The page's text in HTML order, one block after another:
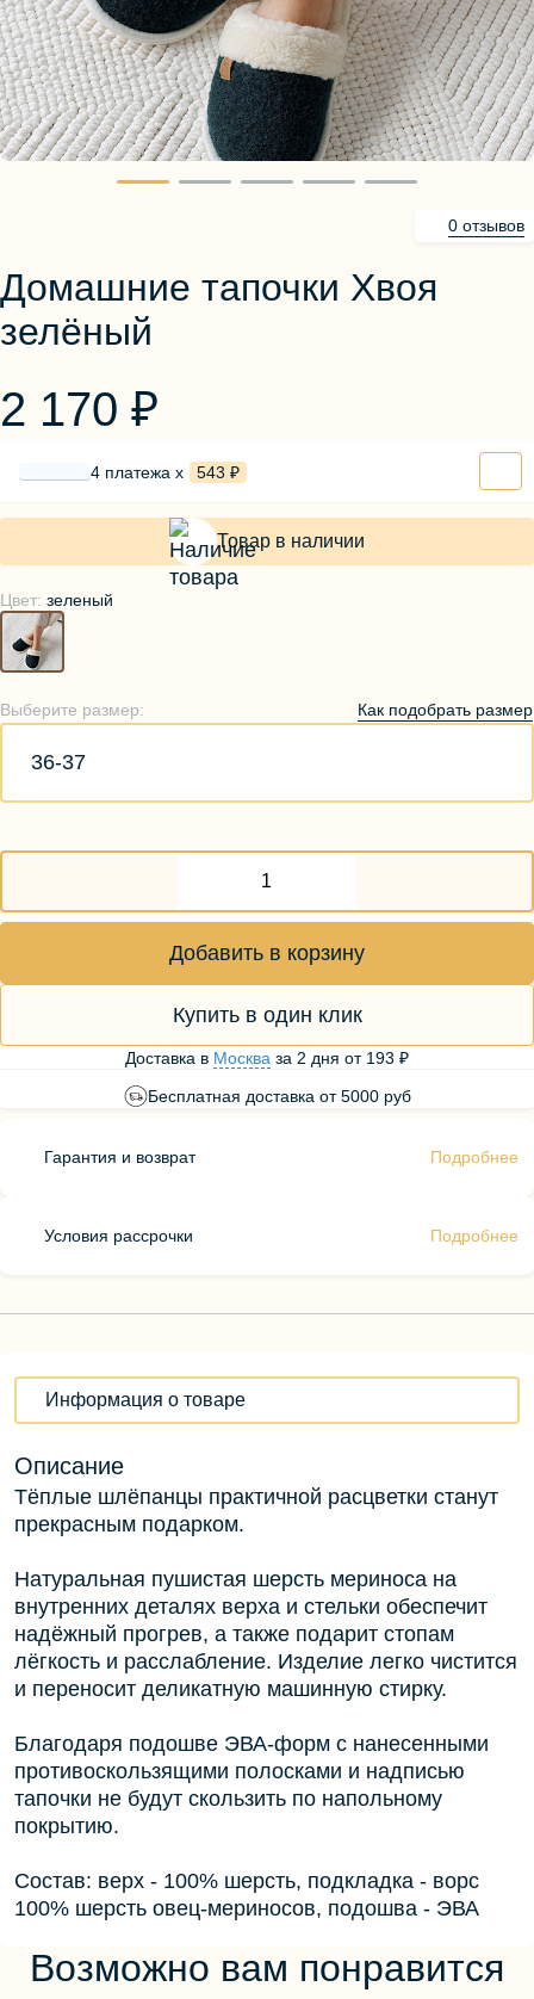
Блузы, толстовки
Пуловеры
Костюмы
Платья
Юбки
Брюки, шорты
Домашние тапочки Хвоя
зелёный
0 отзывов
Цвет: зеленый
Выберите размер: Как подобрать размер
36-37
2 170 ₽
4 платежа х 543 ₽
Товар в наличии
Добавить в корзину
Купить в один клик
Доставка в Москва за 2 дня от 193 ₽
Бесплатная доставка от 5000 руб
Гарантия и возврат Подробнее
Условия рассрочки Подробнее
Информация о товаре
Описание
Тёплые шлёпанцы практичной расцветки станут
прекрасным подарком.
Натуральная пушистая шерсть мериноса на
внутренних деталях верха и стельки обеспечит
надёжный прогрев, а также подарит стопам
лёгкость и расслабление. Изделие легко чистится
и переносит деликатную машинную стирку.
Благодаря подошве ЭВА-форм с нанесенными
противоскользящими полосками и надписью
тапочки не будут скользить по напольному
покрытию.
Состав: верх - 100% шерсть, подкладка - ворс
100% шерсть овец-мериносов, подошва - ЭВА
Возможно вам понравится